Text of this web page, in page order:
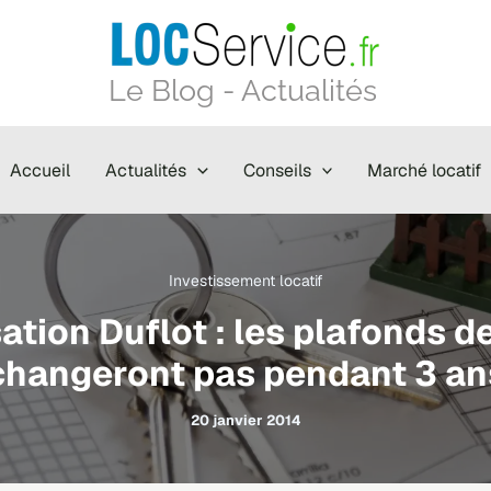
Le Blog - Actualités
Accueil Actualités Conseils Marché locatif
Investissement locatif
Duflot : les plafonds
pas pendant 3
20 janvier 2014